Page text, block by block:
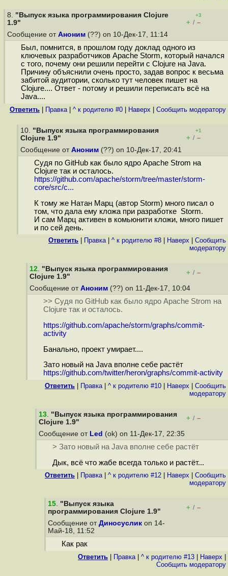
8. "Выпуск языка программирования Clojure
1.9"
+3
+ / –
Сообщение от Аноним (??) on 10-Дек-17, 11:14
Был, помнится, в прошлом году доклад одного из
ключевых разработчиков Apache Storm, который начался
с того, почему они решили перейти с Clojure на Java.
Причину объяснили очень просто, задав вопрос к весьма
забитой аудитории, сколько тут человек пишет на
Clojure.... Ответ - потому и решили переписать всё на
Java....
Ответить Правка| ^ к родителю #0 Наверх Cообщить модератору
10. "Выпуск языка программирования
Clojure 1.9"
+1
+ / –
Сообщение от Аноним (??) on 10-Дек-17, 20:41
Судя по GitHub как было ядро Apache Strom на
Clojure так и осталось.
https://github.com/apache/storm/tree/master/storm-
core/src/c...
К тому же Натан Марц (автор Storm) много писал о
том, что дала ему кложа при разработке Storm.
И сам Марц активен в комьюнити кложи, много пишет
и по сей день.
Ответить Правка| ^ к родителю #8 Наверх
Cообщить
модератору
12. "Выпуск языка программирования
Clojure 1.9"
+ / –
Сообщение от Аноним (??) on 11-Дек-17, 10:04
>> Судя по GitHub как было ядро Apache Strom на
Clojure так и осталось.
https://github.com/apache/storm/graphs/commit-
activity
Банально, проект умирает....
Зато новый на Java вполне себе растёт
https://github.com/twitter/heron/graphs/commit-activity
Ответить Правка| ^ к родителю #10 Наверх
Cообщить
модератору
13. "Выпуск языка программирования
Clojure 1.9"
+ / –
Сообщение от Led (ok) on 11-Дек-17, 22:35
> Зато новый на Java вполне себе растёт
Дык, всё что жабе всегда только и растёт...
Ответить Правка| ^ к родителю #12 Наверх
Cообщить
модератору
15. "Выпуск языка
программирования Clojure 1.9"
+ / –
Сообщение от Диносуслик on 14-
Май-18, 11:52
Как рак
Ответить Правка| ^ к родителю #13 Наверх
Cообщить модератору